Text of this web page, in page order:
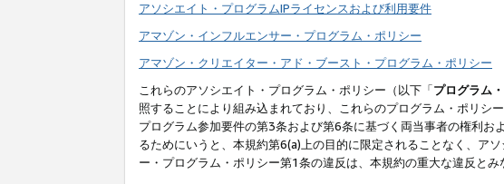
アソシエイト・プログラムIPライセンスおよび利用要件
アマゾン・インフルエンサー・プログラム・ポリシー
アマゾン・クリエイター・アド・ブースト・プログラム・ポリシー
これらのアソシエイト・プログラム・ポリシー（以下「プログラム
照することにより組み込まれており、これらのプログラム・ポリシ
プログラム参加要件の第3条および第6条に基づく両当事者の権利
るためにいうと、本規約第6(a)上の目的に限定されることなく、ア
ー・プログラム・ポリシー第1条の違反は、本規約の重大な違反とみ